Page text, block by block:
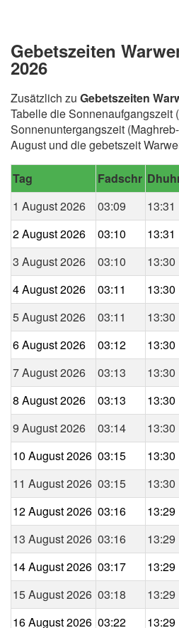
Gebetszeiten
2026
Zusätzlich zu Gebetszeiten
Tabelle die Sonnenaufgangszeit
Sonnenuntergangszeit
August und die gebetszeit
Tag Fadschr
1 August 2026
03:09 13:31
2 August 2026
03:10 13:31
3 August 2026
03:10 13:30
4 August 2026
03:11 13:30
5 August 2026
03:11 13:30
6 August 2026
03:12 13:30
7 August 2026
03:13 13:30
8 August 2026
03:13 13:30
9 August 2026
03:14 13:30
10 August 2026 03:15 13:30
11 August 2026 03:15 13:30
12 August 2026 03:16 13:29
13 August 2026 03:16 13:29
14 August 2026 03:17 13:29
15 August 2026 03:18 13:29
16 August 2026 03:22 13:29